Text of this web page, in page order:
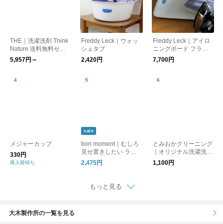
THE｜洗濯洗剤 Think
Nature 送料無料セッ
ト
5,957円～
Freddy Leck｜ウォッ
シュタブ
2,420円
Freddy Leck｜アイロ
ニングボード フラッ
トタイプ
7,700円
メジャーカップ
330円
再入荷待ち
sale
bon moment｜むしろ
見せ置きしたい ラン
ドリーバスケット
2,475円
とみおかクリーニング
｜オリジナル洗濯洗剤
（詰替え用）
1,100円
もっと見る
大木製作所の一覧を見る